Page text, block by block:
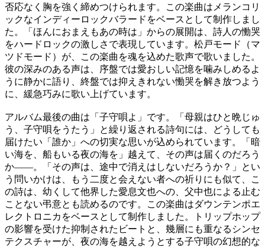
否応なく胸を強く締めつけられます。この楽曲はメランコリ
ックなインディーロックバラードをベースとして制作しまし
た。「ほんにおまえもあの時は」からの展開は、詩人の慟哭
をハードロックの激しさで表現しています。松戸モード（マ
ツドモード）が、この楽曲を魂を込めた歌声で歌いました。
彼の深みのある声は、序盤では愛おしい記憶を噛みしめるよ
うに静かに語り、終盤では抑えきれない慟哭を解き放つよう
に、緩急巧みに歌い上げています。
アルバム最後の曲は「子守唄よ」です。「母親はひと晩じゅ
う、子守唄をうたう」と繰り返される詩句には、どうしても
届けたい「誰か」への切実な思いが込められています。「暗
い海を、船もいる夜の海を」越えて、その声は届くのだろう
か――。「その声は、途中で消えはしないだろうか？」とい
う問いかけは、もう二度と会えない者への祈りにも似て、こ
の詩は、幼くして他界した愛息文也への、父中也による止む
ことない弔意とも読めるのです。この楽曲はダウンテンポエ
レクトロニカをベースとして制作しました。トリップホップ
の影響を受けた抑制されたビートと、幾層にも重なるシンセ
テクスチャーが、夜の海を越えようとする子守唄の幻想的な